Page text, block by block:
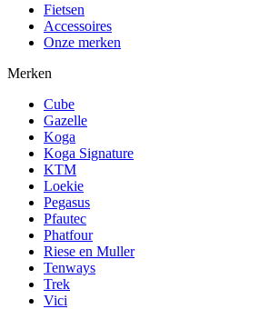
Fietsen
Accessoires
Onze merken
Merken
Cube
Gazelle
Koga
Koga Signature
KTM
Loekie
Pegasus
Pfautec
Phatfour
Riese en Muller
Tenways
Trek
Vici